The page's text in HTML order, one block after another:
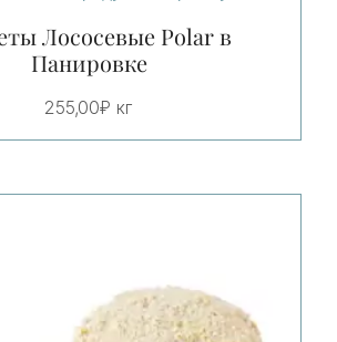
Лососевые Polar в
Панировке
255,00₽ кг